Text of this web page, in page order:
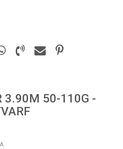
3.90M 50-110G -